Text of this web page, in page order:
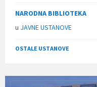
NARODNA BIBLIOTEKA
u JAVNE USTANOVE
OSTALE USTANOVE